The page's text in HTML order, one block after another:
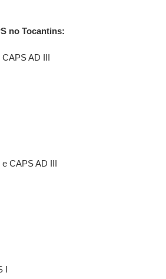
no Tocantins:
AD III
CAPS AD III
I